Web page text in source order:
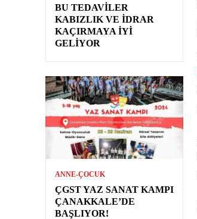
BU TEDAVILER
KABIZLIK VE İDRAR
KAÇIRMAYA İYI
GELIYOR
ANNE-ÇOCUK
ÇGST YAZ SANAT KAMPI
ÇANAKKALE’DE
BAŞLIYOR!